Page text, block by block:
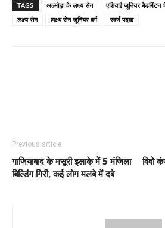
TAGS अल्मोड़ा के लक्ष्य सेन एशियाई जूनियर बैडमिंटन
लक्ष्य सेन
लक्ष्य सेन जूनियर वर्ग स्वर्ण पदक
Previous article
गाजियाबाद के मसूरी इलाके में 5 मंजिला
बिल्डिंग गिरी, कई लोग मलबे में दबे
विवो